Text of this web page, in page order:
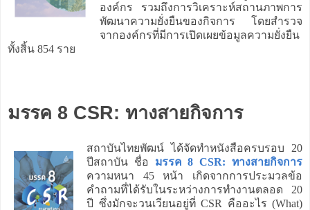
องค์กร รวมถึงการวิเคราะห์สถานภาพการ
พัฒนาความยั่งยืนของกิจการ โดยสำรวจ
จากองค์กรที่มีการเปิดเผยข้อมูลความยั่งยืน
ทั้งสิ้น 854 ราย
มรรค 8 CSR: ทางสายกิจการ
สถาบันไทยพัฒน์ ได้จัดทำหนังสือครบรอบ 20
ปีสถาบัน ชื่อ มรรค 8 CSR: ทางสายกิจการ
ความหนา 45 หน้า เกิดจากการประมวลข้อ
คำถามที่ได้รับในระหว่างการทำงานตลอด 20
ปี ซึ่งมักจะวนเวียนอยู่ที่ CSR คืออะไร (What)